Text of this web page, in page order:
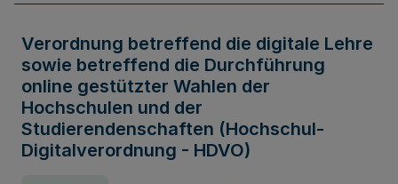
Verordnung betreffend die digitale Lehre
sowie betreffend die Durchführung
online gestützter Wahlen der
Hochschulen und der
Studierendenschaften (Hochschul-
Digitalverordnung - HDVO)